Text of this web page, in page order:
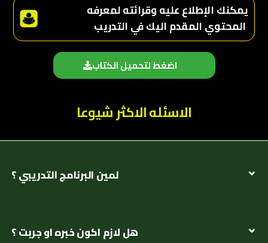
يمكنك الإطلاع عليه وقرائته لمعرفه
اضغط لتحميل الكتاب
الاسئله الاكثر شيوعا
لمين البرنامج التدريبي ؟
هل لازم اكون خبره او جربت ؟